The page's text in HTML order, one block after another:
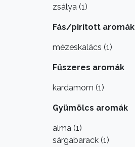
zsálya (1)
Fás/pirított aromák
mézeskalács (1)
Fűszeres aromák
kardamom (1)
Gyümölcs aromák
alma (1)
sárgabarack (1)